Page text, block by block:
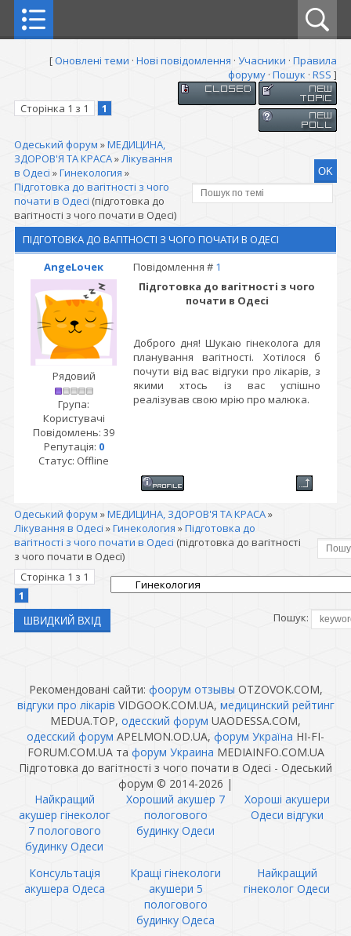
[Оновлені теми · Нові повідомлення · Учасники · Правила
форуму · Пошук · RSS ]
Сторінка 1 з 1 1
Одеський форум »МЕДИЦИНА,
ЗДОРОВ'Я ТА КРАСА»Лікування
в Одесі »Гинекология »
Підготовка до вагітності з чого
почати в Одесі (підготовка до
вагітності з чого почати в Одесі)
ПІДГОТОВКА ДО ВАГІТНОСТІ З ЧОГО ПОЧАТИ В ОДЕСІ
AngeLочек
Повідомлення # 1
Рядовий
Група:
Користувачі
Повідомлень: 39
Репутація: 0
Статус: Offline
Підготовка до вагітності з чого
почати в Одесі
Доброго дня! Шукаю гінеколога для
планування вагітності. Хотілося б
почути від вас відгуки про лікарів, з
якими хтось із вас успішно
реалізував свою мрію про малюка.
Одеський форум »МЕДИЦИНА, ЗДОРОВ'Я ТА КРАСА»
Лікування в Одесі »Гинекология »Підготовка до
вагітності з чого почати в Одесі (підготовка до вагітності
з чого почати в Одесі)
Сторінка 1 з 1
1
Пошук:
Рекомендовані сайти: фоорум отзывы OTZOVOK.COM,
відгуки про лікарів VIDGOOK.COM.UA, медицинский рейтинг
MEDUA.TOP, одесский форум UAODESSA.COM,
одесский форум APELMON.OD.UA, форум Україна HI-FI-
FORUM.COM.UA та форум Украина MEDIAINFO.COM.UA
Підготовка до вагітності з чого почати в Одесі - Одеський
форум © 2014-2026 |
Найкращий
акушер гінеколог
7 пологового
будинку Одеси
Хороший акушер 7
пологового
будинку Одеси
Хороші акушери
Одеси відгуки
Консультація
акушера Одеса
Кращі гінекологи
акушери 5
пологового
будинку Одеса
Найкращий
гінеколог Одеси